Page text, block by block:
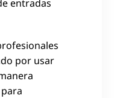
entradas
por usar